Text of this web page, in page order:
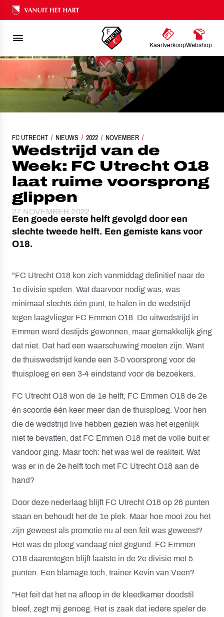
Ons nalatenschap
KaartverkoopWebshop
FC UTRECHT NIEUWS 2022 NOVEMBER
WEDSTRIJD VAN DE WEEK: FC UTRECHT O18 LAAT RUIME
Wedstrijd van de
Week: FC Utrecht O18
laat ruime voorsprong
glippen
27 NOVEMBER 2022
Een goede eerste helft gevolgd door een
slechte tweede helft. Een gemiste kans voor
O18.
"FC Utrecht O18 kon zich vanmiddag definitief naar de
1e divisie spelen. Wat daarvoor nodig was, was
minimaal slechts één punt, te halen in de wedstrijd
tegen laagvlieger FC Emmen O18. De uitwedstrijd in
Emmen werd destijds gewonnen, maar gemakkelijk ging
dat niet. Dat had een waarschuwing moeten zijn. Want
de thuiswedstrijd kende een 3-0 voorsprong voor de
thuisploeg en een 3-4 eindstand voor de bezoekers.
FC Utrecht O18 won de 1e helft, FC Emmen O18 de 2e
én scoorde één keer meer dan de thuisploeg. Voor hen
die de wedstrijd live hebben gezien was het eigenlijk
niet te bevatten, dat FC Emmen O18 met de volle buit er
vandoor ging. Maar toch: het was wel de realiteit. Wat
was er in de 2e helft toch met FC Utrecht O18 aan de
hand?
Door deze nederlaag blijft FC Utrecht O18 op 26 punten
staan en behoudt het de 1e plek. Maar hoe mooi zou het
zijn geweest als promotie nu al een feit was geweest?
Het was de ploeg vandaag niet gegund. FC Emmen
O18 daarentegen blijft laatste in de 2e divisie met 5
punten. Een blamage toch, trainer Kevin van Veen?
"Het feit dat het na afloop in de kleedkamer doodstil
bleef, zegt mij genoeg. Het is zaak dat iedere speler de